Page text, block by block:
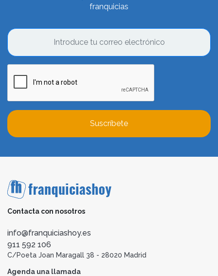
franquicias
Suscríbete
Contacta con nosotros
info@franquiciashoy.es
911 592 106
C/Poeta Joan Maragall 38 - 28020 Madrid
Agenda una llamada